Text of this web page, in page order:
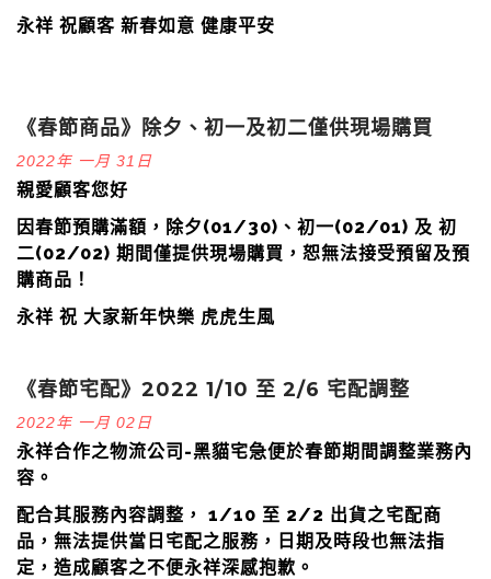
永祥 祝顧客 新春如意 健康平安
《春節商品》除夕、初一及初二僅供現場購買
2022年 一月 31日
親愛顧客您好
因春節預購滿額，除夕(01/30)、初一(02/01) 及 初
二(02/02) 期間僅提供現場購買， 恕無法接受預留及預
購商品！
永祥 祝 大家新年快樂 虎虎生風
《春節宅配》2022 1/10 至 2/6 宅配調整
2022年 一月 02日
永祥合作之物流公司-黑貓宅急便於春節期間調整業務內
容。
配合其服務內容調整， 1/10 至 2/2 出貨之宅配商
品，無法提供當日宅配之服務，日期及時段也無法指
定，造成顧客之不便永祥深感抱歉。